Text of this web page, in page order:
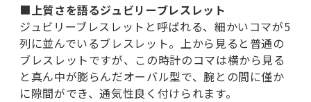
■ 上質さを語るジュビリーブレスレット
ジュビリーブレスレットと呼ばれる、細かいコマが5
列に並んでいるブレスレット。上から見ると普通の
ブレスレットですが、この時計のコマは横から見る
と真ん中が膨らんだオーバル型で、腕との間に僅か
に隙間ができ、通気性良く付けられます。